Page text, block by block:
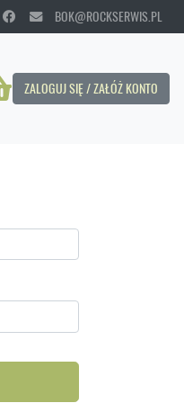
BOK@ROCKSERWIS.PL
ZALOGUJ SIĘ / ZAŁÓŻ KONTO